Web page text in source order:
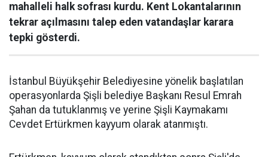
mahalleli halk sofrası kurdu. Kent Lokantalarının
tekrar açılmasını talep eden vatandaşlar karara
tepki gösterdi.
İstanbul Büyükşehir Belediyesine yönelik başlatılan
operasyonlarda Şişli belediye Başkanı Resul Emrah
Şahan da tutuklanmış ve yerine Şişli Kaymakamı
Cevdet Ertürkmen kayyum olarak atanmıştı.